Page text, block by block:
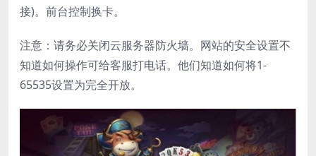
接)。前台控制换卡。
注意：请务必关闭云服务器防火墙。网站的安全设置不
知道如何操作可给客服打电话。他们知道如何将1-
65535设置为完全开放。